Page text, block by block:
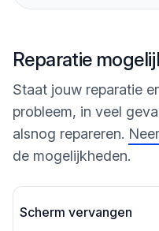
Reparatie
Staat jouw reparatie
probleem, in veel
alsnog repareren.
de mogelijkheden.
Scherm vervangen